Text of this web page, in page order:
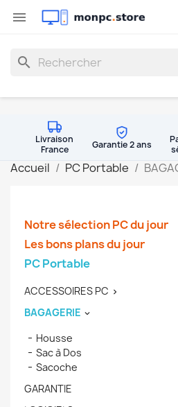

search
Livraison
France
Garantie 2 ans
Accueil PC Portable
Notre sélection PC du jour
Les bons plans du jour
PC Portable
ACCESSOIRES PC 
BAGAGERIE 
Housse
Sac à Dos
Sacoche
GARANTIE